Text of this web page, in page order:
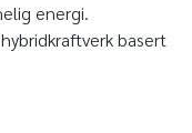
energi.
basert